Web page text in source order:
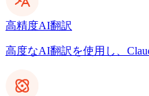
高精度AI翻訳
高度なAI翻訳を使用し、